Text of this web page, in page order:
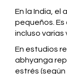
En la India, el
pequeños. Es
incluso varias
En estudios
abhyanga
estrés